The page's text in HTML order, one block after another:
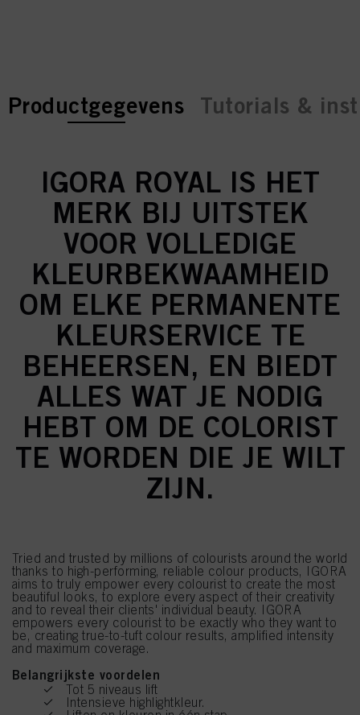
current tab:
current tab:
Productgegevens Tutorials &
IGORA ROYAL IS HET
MERK BIJ UITSTEK
VOOR VOLLEDIGE
KLEURBEKWAAMHEID
OM ELKE PERMANENTE
KLEURSERVICE TE
BEHEERSEN, EN BIEDT
ALLES WAT JE NODIG
HEBT OM DE COLORIST
TE WORDEN DIE JE WILT
ZIJN.
Tried and trusted by millions of colourists around the world
thanks to high-performing, reliable colour products, IGORA
aims to truly empower every colourist to create the most
beautiful looks, to explore every aspect of their creativity
and to reveal their clients' individual beauty. IGORA
empowers every colourist to be exactly who they want to
be, creating true-to-tuft colour results, amplified intensity
and maximum coverage.
Belangrijkste voordelen
Tot 5 niveaus lift
Intensieve highlightkleur.